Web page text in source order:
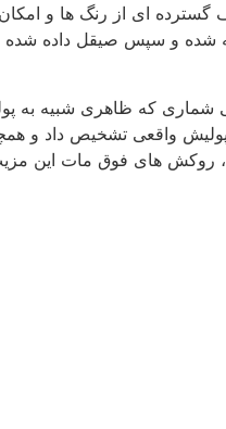
ای از رنگ ها و امکان
و سپس صیقل داده شده
شماری که ظاهری شبیه به
واقعی تشخیص داد و
روکش های فوق مات این